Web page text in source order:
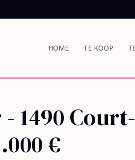
HOME TE KOOP
- 1490
€